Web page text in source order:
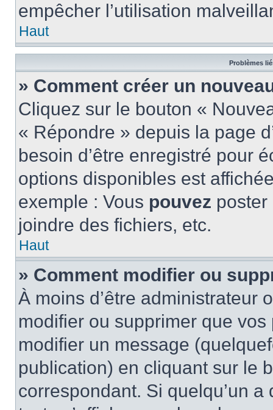
empêcher l’utilisation
Haut
Problèmes
» Comment créer un
Cliquez sur le bouton «
« Répondre » depuis la page
besoin d’être enregistré pour
options disponibles est
exemple : Vous pouvez
joindre des fichiers, etc.
Haut
» Comment modifier ou
À moins d’être administrateur
modifier ou supprimer que
modifier un message
publication) en cliquant sur le
correspondant. Si quelqu’un